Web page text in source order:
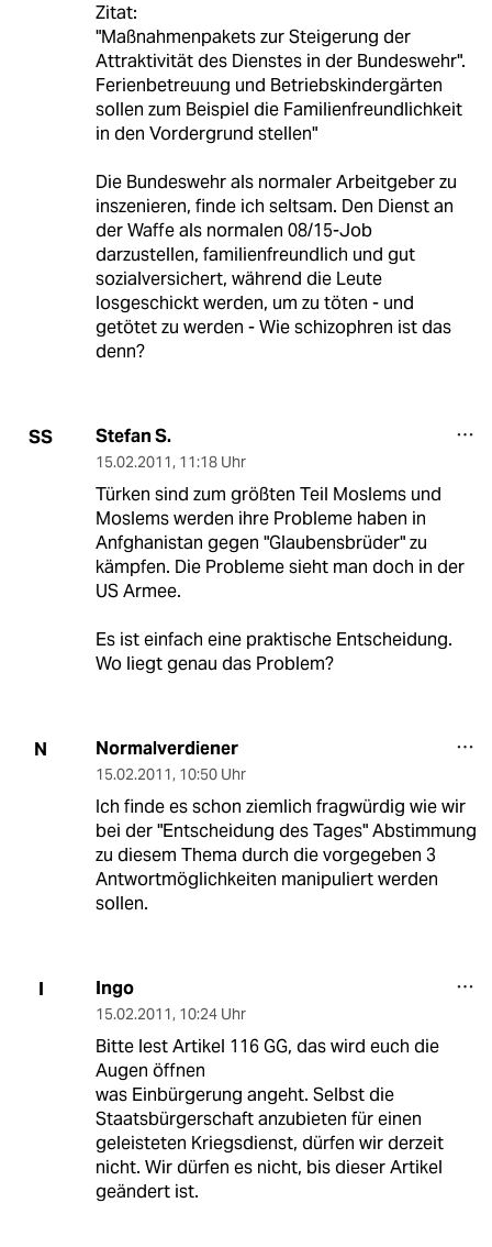
Zitat:
"Maßnahmenpakets zur Steigerung der
Attraktivität des Dienstes in der Bundeswehr".
Ferienbetreuung und Betriebskindergärten
sollen zum Beispiel die Familienfreundlichkeit
in den Vordergrund stellen"
Die Bundeswehr als normaler Arbeitgeber zu
inszenieren, finde ich seltsam. Den Dienst an
der Waffe als normalen 08/15-Job
darzustellen, familienfreundlich und gut
sozialversichert, während die Leute
losgeschickt werden, um zu töten - und
getötet zu werden - Wie schizophren ist das
denn?
SS Stefan S.
15.02.2011, 11:18 Uhr
Türken sind zum größten Teil Moslems und
Moslems werden ihre Probleme haben in
Anfghanistan gegen "Glaubensbrüder" zu
kämpfen. Die Probleme sieht man doch in der
US Armee.
Es ist einfach eine praktische Entscheidung.
Wo liegt genau das Problem?
N Normalverdiener
15.02.2011, 10:50 Uhr
Ich finde es schon ziemlich fragwürdig wie wir
bei der "Entscheidung des Tages" Abstimmung
zu diesem Thema durch die vorgegeben 3
Antwortmöglichkeiten manipuliert werden
sollen.
I Ingo
15.02.2011, 10:24 Uhr
Bitte lest Artikel 116 GG, das wird euch die
Augen öffnen
was Einbürgerung angeht. Selbst die
Staatsbürgerschaft anzubieten für einen
geleisteten Kriegsdienst, dürfen wir derzeit
nicht. Wir dürfen es nicht, bis dieser Artikel
geändert ist.